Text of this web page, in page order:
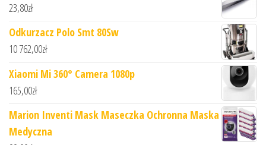
23,80zł
Odkurzacz Polo Smt 80Sw
10 762,00zł
Xiaomi Mi 360° Camera 1080p
165,00zł
Marion Inventi Mask Maseczka Ochronna Maska
Medyczna